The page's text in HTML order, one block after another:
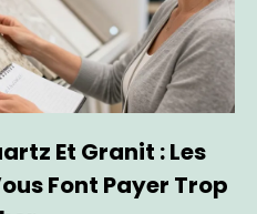
Et Granit : Les
Font Payer Trop